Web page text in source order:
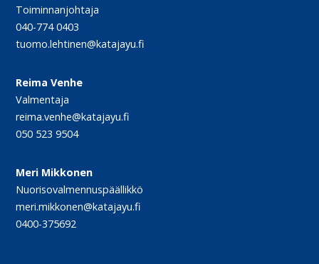
Toiminnanjohtaja
040-774 0403
tuomo.lehtinen@katajayu.fi
Reima Venhe
Valmentaja
reima.venhe@katajayu.fi
050 523 9504
Meri Mikkonen
Nuorisovalmennuspäällikkö
meri.mikkonen@katajayu.fi
0400-375692